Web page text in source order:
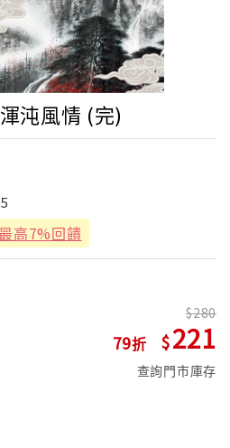
沌風情 (完)
高7%回饋
79
280
221
查詢門市庫存